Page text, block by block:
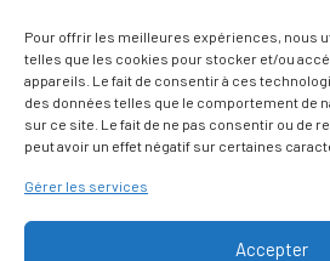
Pour offrir les meilleures expériences, nous
telles que les cookies pour stocker et/ou
appareils. Le fait de consentir à ces
des données telles que le comportement de
sur ce site. Le fait de ne pas consentir ou de
peut avoir un effet négatif sur certaines
Gérer les services
Accepter